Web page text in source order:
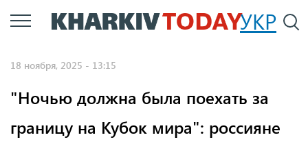
Перейти
к
УКР
18 ноября, 2025 - 13:15
"Ночью должна была поехать за
границу на Кубок мира": россияне